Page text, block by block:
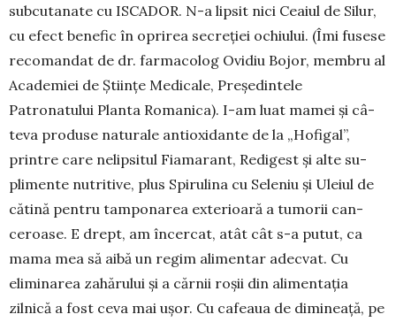
subcutanate cu ISCA­DOR. N-a lip­sit nici Ceaiul de Silur,
cu efect be­ne­fic în oprirea secreţiei ochiului. (Îmi fusese
recomandat de dr. far­macolog Ovidiu Bojor, membru al
Aca­de­miei de Ştiinţe Medicale, Pre­şe­dintele
Patronatului Planta Ro­­manica). I-am luat mamei și câ­
teva produse naturale antioxidante de la „Hofigal”,
printre care ne­lip­situl Fiamarant, Redigest şi alte su­­
plimente nutritive, plus Spiru­lina cu Seleniu şi Uleiul de
că­tină pentru tam­ponarea exterioară a tu­morii can­
ceroa­se. E drept, am în­cer­cat, atât cât s-a pu­tut, ca
mama mea să aibă un regim alimentar adecvat. Cu
eliminarea za­hă­rului şi a cărnii roşii din alimen­taţia
zilnică a fost ceva mai uşor. Cu cafeaua de dimi­nea­ţă, pe